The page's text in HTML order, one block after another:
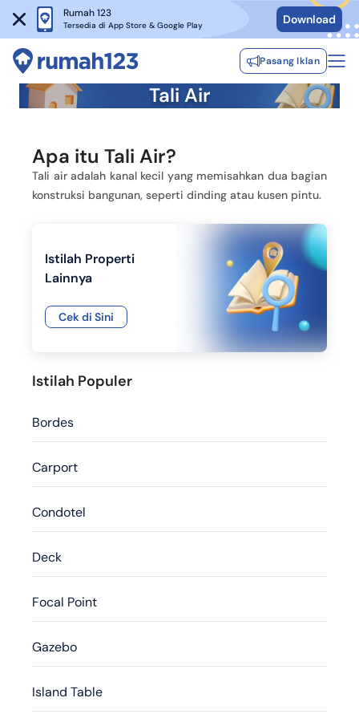
Rumah 123
Tersedia di App Store & Google Play Download
Pasang Iklan
Tali Air
Apa itu Tali Air?
Tali air adalah kanal kecil yang memisahkan dua bagian
konstruksi bangunan, seperti dinding atau kusen pintu.
Istilah Properti
Lainnya
Cek di Sini
Istilah Populer
Bordes
Carport
Condotel
Deck
Focal Point
Gazebo
Island Table